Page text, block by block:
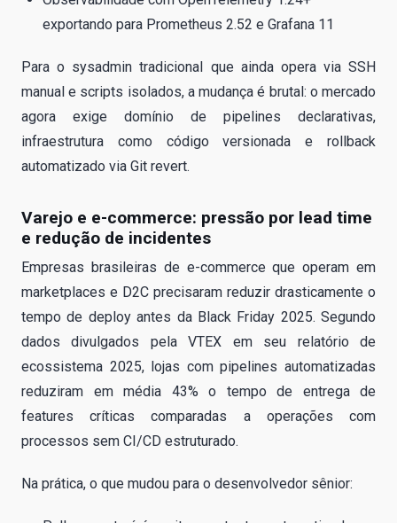
exportando para Prometheus 2.52 e Grafana 11
Para o sysadmin tradicional que ainda opera via SSH
manual e scripts isolados, a mudança é brutal: o mercado
agora exige domínio de pipelines declarativas,
infraestrutura como código versionada e rollback
automatizado via Git revert.
Varejo e e-commerce: pressão por lead time
e redução de incidentes
Empresas brasileiras de e-commerce que operam em
marketplaces e D2C precisaram reduzir drasticamente o
tempo de deploy antes da Black Friday 2025. Segundo
dados divulgados pela VTEX em seu relatório de
ecossistema 2025, lojas com pipelines automatizadas
reduziram em média 43% o tempo de entrega de
features críticas comparadas a operações com
processos sem CI/CD estruturado.
Na prática, o que mudou para o desenvolvedor sênior: